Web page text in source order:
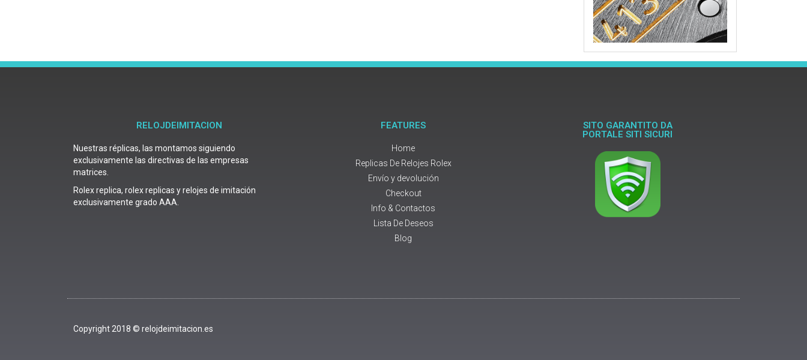
RELOJDEIMITACION
Nuestras réplicas, las montamos siguiendo
exclusivamente las directivas de las empresas
matrices.
Rolex replica, rolex replicas y relojes de imitación
exclusivamente grado AAA.
FEATURES
Home
Replicas De Relojes Rolex
Envío y devolución
Checkout
Info & Contactos
Lista De Deseos
Blog
SITO GARANTITO DA
PORTALE SITI SICURI
Copyright 2018 © relojdeimitacion.es